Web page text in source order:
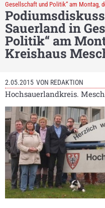
Gesellschaft und Politik“ am Montag,
Sauerland in
Politik“ am
Kreishaus
2.05.2015 VON REDAKTION
Hochsauerlandkreis.